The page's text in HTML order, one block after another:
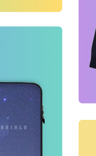
GGF 소개
프로그램 및
온라인 전시
출품작 모
게시판